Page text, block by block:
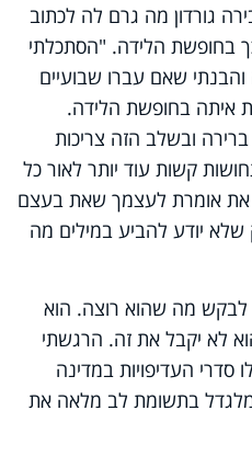
גורדון מה גרם לה לכתוב
בחופשת הלידה. "הסתכלתי
שאם עברו שבועיים
להיות איתה בחופשת הלידה.
ובשלב הזה צריכות
קשות עוד יותר לאור כל
את אומרת לעצמך שאת בעצם
יודע להביע במילים מה
לבקש מה שהוא רוצה. הוא
לא יקבל את זה. הרגשתי
העדיפויות במדינה
מלגדל בתשומת לב מלאה את